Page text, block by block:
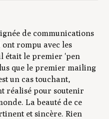
de communications
rompu avec les
était le premier 'pen
que le premier mailing
un cas touchant,
réalisé pour soutenir
La beauté de ce
et sincère. Rien